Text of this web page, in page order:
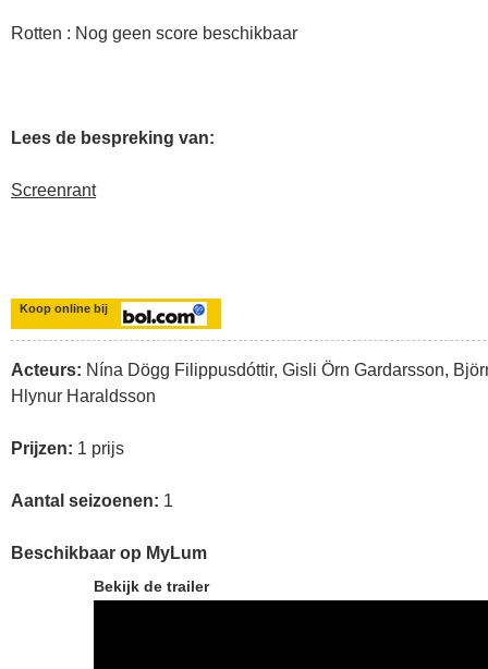
Rotten : Nog geen score beschikbaar
Lees de bespreking van:
Screenrant
Koop online bij
Acteurs: Nína Dögg Filippusdóttir, Gisli Örn Gardarsson,
Hlynur Haraldsson
Prijzen: 1 prijs
Aantal seizoenen: 1
Beschikbaar op MyLum
Bekijk de trailer